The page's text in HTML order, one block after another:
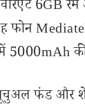
वेरिएंट 6GB
फोन
5000mAh
फंड और